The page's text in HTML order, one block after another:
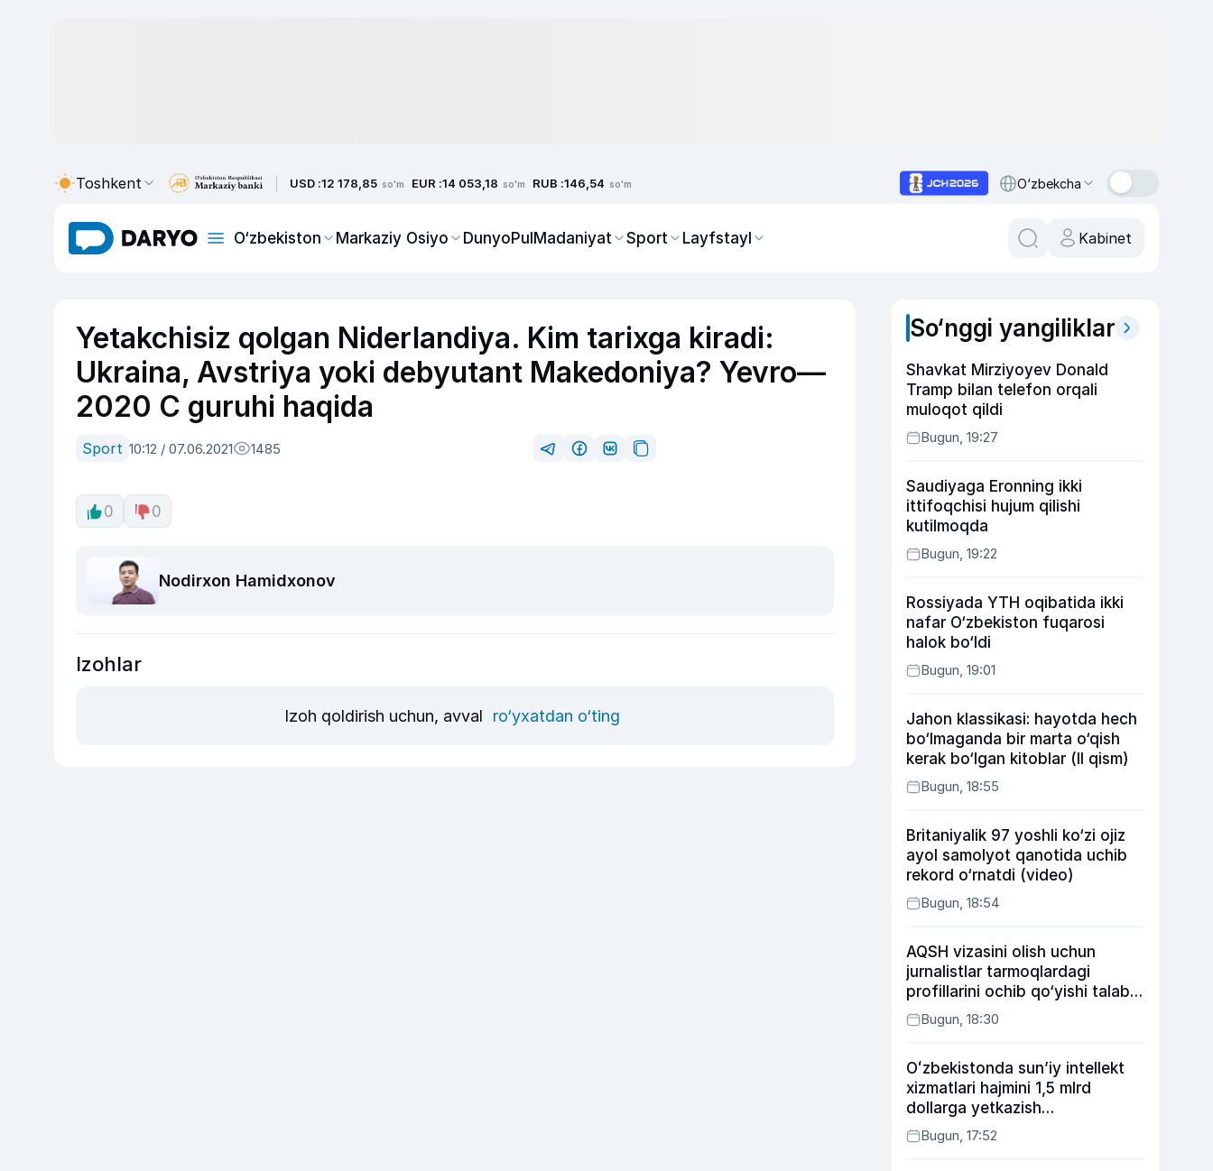
Toshkent USD :12 178,85 so'm EUR :14 053,18 so'm RUB :146,54 so'm O‘zbekcha
O‘zbekiston Markaziy Osiyo DunyoPulMadaniyat Sport Layfstayl Kabinet
Yetakchisiz qolgan Niderlandiya. Kim tarixga kiradi:
Ukraina, Avstriya yoki debyutant Makedoniya? Yevro—
2020 C guruhi haqida
Sport 10:12 / 07.06.2021 1485
0 0
Nodirxon Hamidxonov
Izohlar
Izoh qoldirish uchun, avval ro‘yxatdan o‘ting
So‘nggi yangiliklar
Shavkat Mirziyoyev Donald
Tramp bilan telefon orqali
muloqot qildi
Bugun, 19:27
Saudiyaga Eronning ikki
ittifoqchisi hujum qilishi
kutilmoqda
Bugun, 19:22
Rossiyada YTH oqibatida ikki
nafar O‘zbekiston fuqarosi
halok bo‘ldi
Bugun, 19:01
Jahon klassikasi: hayotda hech
bo‘lmaganda bir marta o‘qish
kerak bo‘lgan kitoblar (II qism)
Bugun, 18:55
Britaniyalik 97 yoshli ko‘zi ojiz
ayol samolyot qanotida uchib
rekord o‘rnatdi (video)
Bugun, 18:54
AQSH vizasini olish uchun
jurnalistlar tarmoqlardagi
profillarini ochib qo‘yishi talab
etilishi mumkin
Bugun, 18:30
Oʻzbekistonda sunʼiy intellekt
xizmatlari hajmini 1,5 mlrd
dollarga yetkazish
rejalashtirilmoqda
Bugun, 17:52